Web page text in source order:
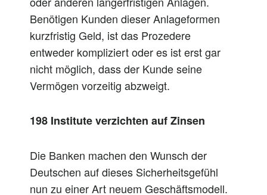
Benötigen Kunden dieser Anlageformen
kurzfristig Geld, ist das Prozedere
entweder kompliziert oder es ist erst gar
nicht möglich, dass der Kunde seine
Vermögen vorzeitig abzweigt.
198 Institute verzichten auf Zinsen
Die Banken machen den Wunsch der
Deutschen auf dieses Sicherheitsgefühl
nun zu einer Art neuem Geschäftsmodell.